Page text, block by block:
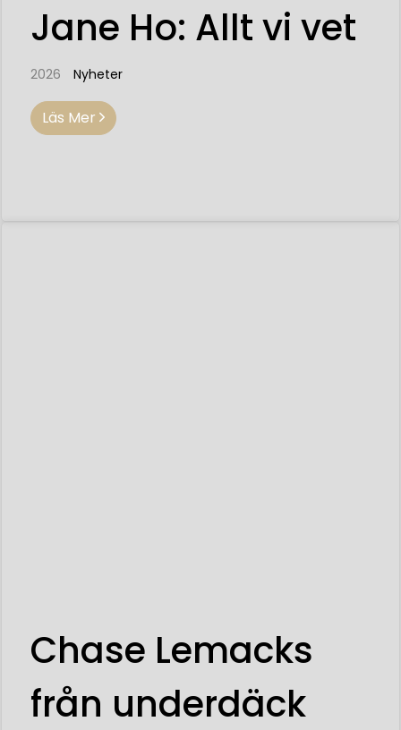
Jane Ho: Allt vi vet
2026 Nyheter
Läs Mer
Chase Lemacks
från underdäck